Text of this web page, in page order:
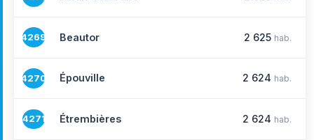
4269 Beautor 2 625 hab.
4270 Épouville 2 624 hab.
4271 Étrembières 2 624 hab.